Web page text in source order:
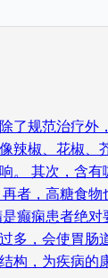
了规范治疗
辣椒、花椒
。 其次，含
者，高糖食
癫痫患者绝
多，会使胃
构，为疾病的